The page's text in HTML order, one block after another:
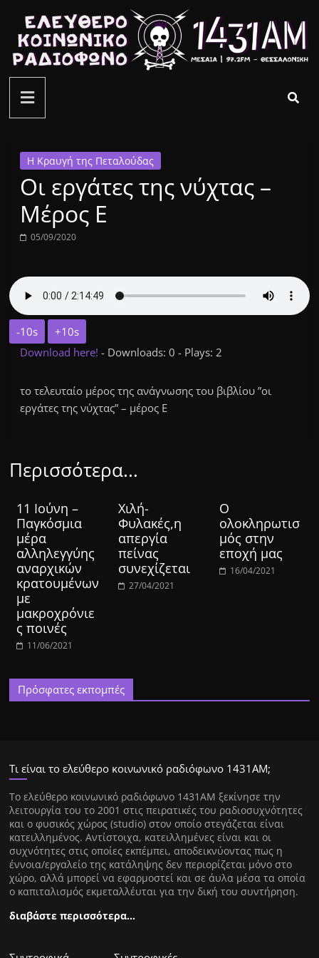
περιεχόμενο
ελεύθερο
κοινωνικό
ραδιόφωνο
1431AM
Η Κραυγή της Πεταλούδας
Οι εργάτες της νύχτας –
Μέρος Ε
05/09/2020
-10s
+10s
Download here!- Downloads: 0 - Plays: 2
το τελευταίο μέρος της ανάγνωσης του βιβλίου ”οι
εργάτες της νύχτας” – μέρος Ε
Περισσότερα...
11 Ιούνη –
Παγκόσμια
μέρα
αλληλεγγύης
αναρχικών
κρατουμένων
με
μακροχρόνιε
ς ποινές
11/06/2021
Χιλή-
Φυλακές,η
απεργία
πείνας
συνεχίζεται
27/04/2021
Ο
ολοκληρωτισ
μός στην
εποχή μας
16/04/2021
Πρόσφατες εκπομπές
Τι είναι το ελεύθερο κοινωνικό ραδιόφωνο 1431ΑΜ;
Tο ελεύθερο κοινωνικό ραδιόφωνο 1431AM ξεκίνησε την
λειτουργία του το 2001 στις πειρατικές του ραδιοσυχνότητες
και ο φυσικός χώρος (studio) στον οποίο στεγάζεται είναι
κατειλλημένος. Αντίστοιχα, κατειλλημένες είναι και οι
συχνότητες στις οποίες εκπέμπει, αποδεικνύοντας πως η
έννοια/εργαλείο της κατάληψης δεν περιορίζεται μόνο στο
χώρο, αλλά μπορεί να εφαρμοστεί και σε άυλα μέσα τα οποία
ο καπιταλισμός εκμεταλλέυται για την δική του συντήρηση.
διαβάστε περισσότερα…